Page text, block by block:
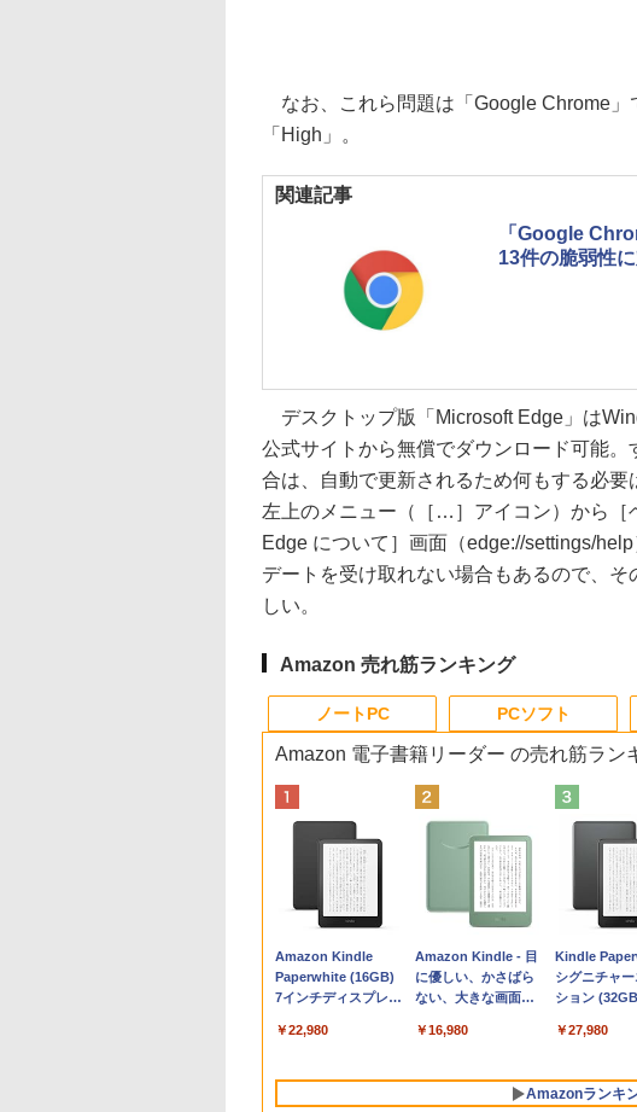
なお、これら問題は「Google Chrome」
「High」。
関連記事
「Google
13件の脆弱性
デスクトップ版「Microsoft Edge」は
公式サイトから無償でダウンロード可能
合は、自動で更新されるため何もする必
左上のメニュー（［…］アイコン）から［
Edge について］画面（edge://settings/
デートを受け取れない場合もあるので、
しい。
Amazon 売れ筋ランキング
ノートPC
Apple 2026
MacBook Neo A18
Proチップ搭載13イ
AIとApple
設計、Liquid Retina
￥131,111
tomtoc 360°保護
15.6 16インチ パソコ
ンケース Dell NEC
dynabook Lenovo
￥2,952
Apple 2026
MacBook Air
ップ搭載13
Apple
Retinaディ
イ、16GBユ
￥278,800
PCソフト
Robloxギフトカード
- 800 Robux 【限定
バーチャルアイテム
ンゲームコード】 ロ
インコード版
￥1,300
Robloxギフトカード
- 1000 Robux 【限定
バーチャルアイテム
ンゲームコード】 ロ
ンコード版
￥1,600
Microsoft
Home &
2024(最新 永
版
￥39,582
生成AIパスポート公
式テキスト 第４版
￥1,766
AIイラスト表現辞典:
思い通りの絵を引き
出す プロンプトの言
ズ (はぴーイラスト
￥480
ClaudeCode
んやさしい
非エンジニ
マニュアル
もKindle出
非エンジニ
￥99
Amazon 電子書籍リーダー の売れ筋ラン
Amazon Kindle
Paperwhite (16GB)
7インチディスプレ
ト、12週間持続バッ
ブラック
￥22,980
Amazon Kindle - 目
に優しい、かさばら
ない、大きな画面で
続バッテリー、6イン
書籍リーダー、マッ
チャ、16GB、広告な
￥16,980
Kindle
シグニチャー
ション
るさ自動調整
持続バッテ
告なし、メ
￥27,980
Amazonランキ